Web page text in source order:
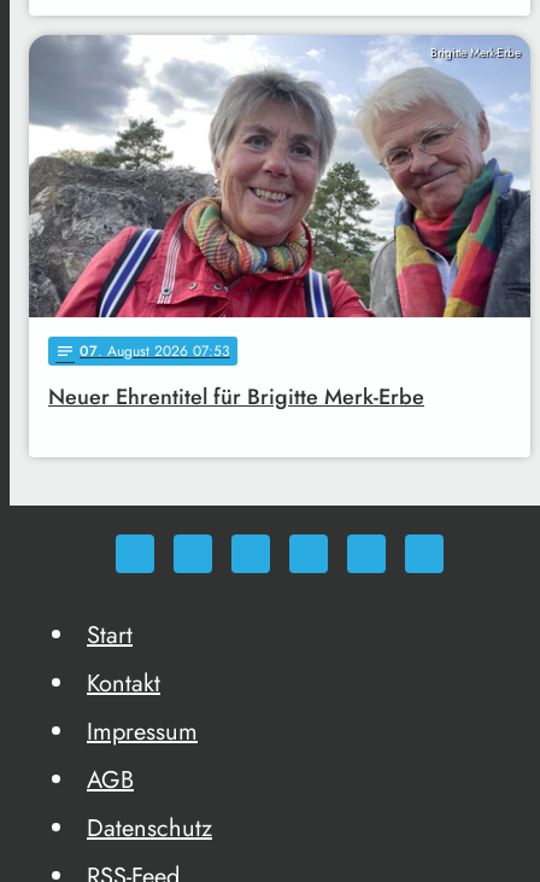
Brigitte Merk-Erbe
notes 07. August 2026 07:53
Neuer Ehrentitel für Brigitte Merk-Erbe
Start
Kontakt
Impressum
AGB
Datenschutz